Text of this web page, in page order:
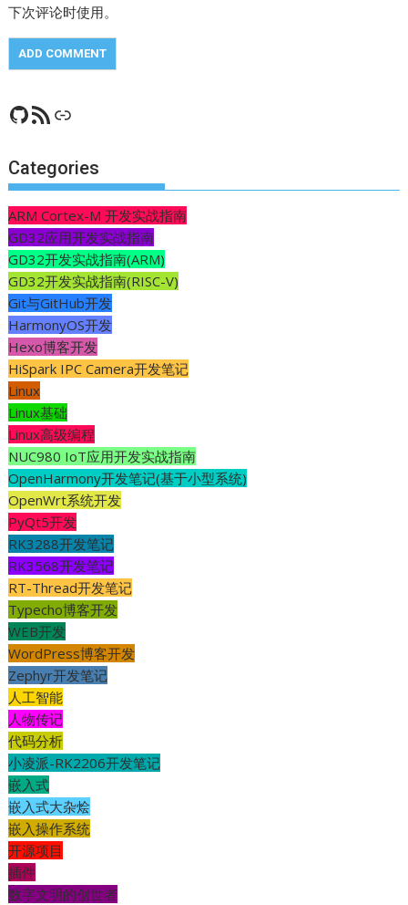
下次评论时使用。
GitHub
RSS FeedCSDN
Categories
ARM Cortex-M 开发实战指南
GD32应用开发实战指南
GD32开发实战指南(ARM)
GD32开发实战指南(RISC-V)
Git与GitHub开发
HarmonyOS开发
Hexo博客开发
HiSpark IPC Camera开发笔记
Linux
Linux基础
Linux高级编程
NUC980 IoT应用开发实战指南
OpenHarmony开发笔记(基于小型系统)
OpenWrt系统开发
PyQt5开发
RK3288开发笔记
RK3568开发笔记
RT-Thread开发笔记
Typecho博客开发
WEB开发
WordPress博客开发
Zephyr开发笔记
人工智能
人物传记
代码分析
小凌派-RK2206开发笔记
嵌入式
嵌入式大杂烩
嵌入操作系统
开源项目
插件
数字文明的创世者